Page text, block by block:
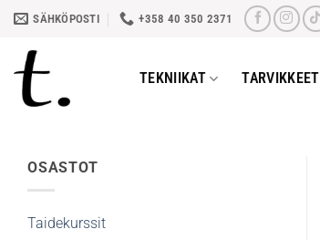
Skip
content
SÄHKÖPOSTI +358 40 350 2371
TEKNIIKAT TARVIKKEET
OSASTOT
Taidekurssit